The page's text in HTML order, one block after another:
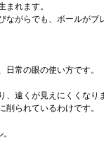
まれます。
がらでも、ボールがブ
日常の眼の使い方です。
、遠くが見えにくくな
られているわけです。